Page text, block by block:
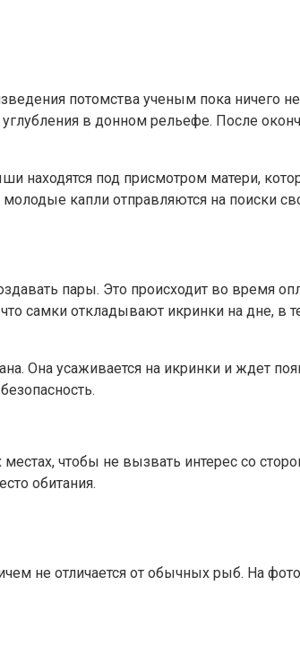
потомства ученым пока ничего
в донном рельефе. После
находятся под присмотром матери,
капли отправляются на поиски
пары. Это происходит во время
самки откладывают икринки на дне, в
Она усаживается на икринки и ждет
чтобы не вызвать интерес со
обитания.
не отличается от обычных рыб. На